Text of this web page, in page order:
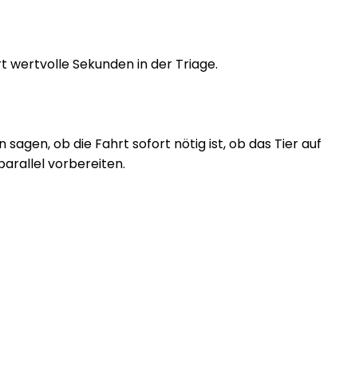
wertvolle Sekunden in der Triage.
ob die Fahrt sofort nötig ist, ob das Tier auf
vorbereiten.